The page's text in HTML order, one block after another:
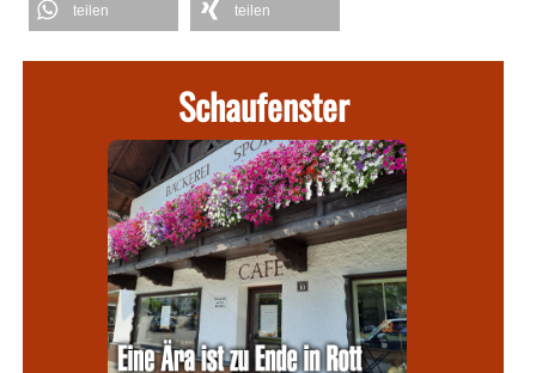
teilen teilen
Schaufenster